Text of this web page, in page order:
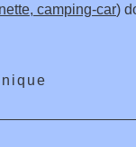
, camping-car)